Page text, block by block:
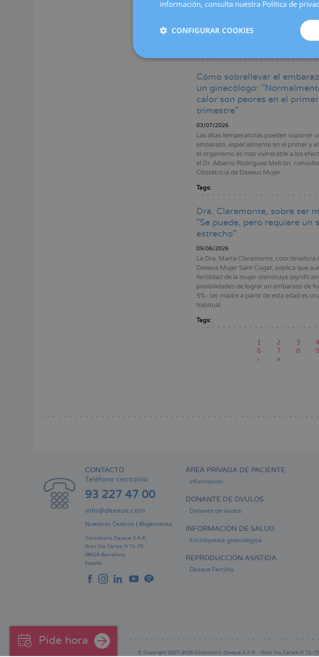
Pide hora
motivos sociales. Los resultados se han
edición del Congreso anual de la
Reproducción Humana y Embriología
Cómo sobrellevar el
un ginecólogo:
calor son peores en el
trimestre"
03/07/2026
Las altas temperaturas pueden suponer
embarazo, especialmente en el primer y
el organismo es más vulnerable a los
el Dr. Alberto Rodríguez Melcón,
Obstetricia de Dexeus Mujer.
Tags:
Dra. Claramonte, sobre ser
"Se puede, pero requiere un
estrecho"
09/06/2026
La Dra. Marta Claramonte, coordinadora
Dexeus Mujer Sant Cugat, explica que
fertilidad de la mujer disminuye
posibilidades de lograr un embarazo de
5%- ser madre a partir de esta edad es
habitual.
Tags:
Página
actual
1 Page
2 Page
3 4
Page
6 Page
7 Page
8 9
Siguiente
›
Última
»
CONTACTO
Teléfono centralita:
93 227 47 00
info@dexeus.com
Nuestros Centros Alojamiento
Consultorio Dexeus S.A.P.
Gran Via Carles III 71-75.
08028 Barcelona.
España
ÁREA PRIVADA DE PACIENTE
Información
DONANTE DE ÓVULOS
Donante de óvulos
INFORMACIÓN DE SALUD
Enciclopedia ginecológica
REPRODUCCIÓN ASISTIDA
Dexeus Fertility
© Copyright 2007-2026 Consultorio Dexeus S.A.P. - Gran Via Carles III 71-
información, consulta nuestra Política de
CONFIGURAR COOKIES